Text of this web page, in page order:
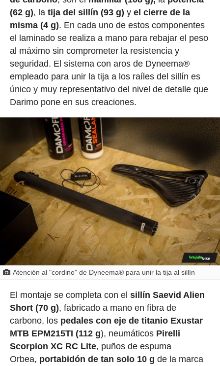
(62 g), la tija del sillín (93 g) y el cierre de la
misma (4 g). En cada uno de estos componentes
el laminado se realiza a mano para rebajar el peso
al máximo sin comprometer la resistencia y
seguridad. El sistema con aros de Dyneema®
empleado para unir la tija a los raíles del sillín es
único y muy representativo del nivel de detalle que
Darimo pone en sus creaciones.
Atención al "cordino" de Dyneema® para unir la tija al sillín
El montaje se completa con el sillín Saevid Alien
Short (70 g), fabricado a mano en fibra de
carbono, los pedales con eje de titanio Exustar
MTB EPM215TI (112 g), neumáticos Pirelli
Scorpion XC RC Lite, puños de espuma
Orbea, portabidón de tan solo 10 g de la marca